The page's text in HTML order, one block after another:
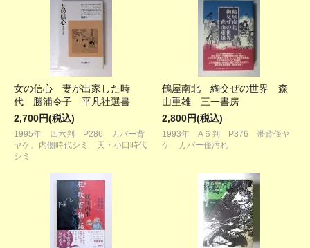
女の信心 妻が出家した時
代 勝浦令子 平凡社選書
2,700円(税込)
1995年 四六判 P286 カバー背
ヤケ、内側時代シミ 天・小口時代
シミ
鶴屋南北 綯交ぜの世界 森
山重雄 三一書房
2,800円(税込)
1993年 A５判 P376 帯背僅ヤ
ケ カバー僅汚れ